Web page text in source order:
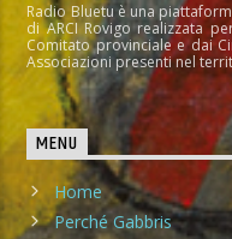
Radio Bluetu è una
di ARCI Rovigo realizzata
Comitato provinciale e dai
Associazioni presenti nel
MENU
Home
Perché Gabbris